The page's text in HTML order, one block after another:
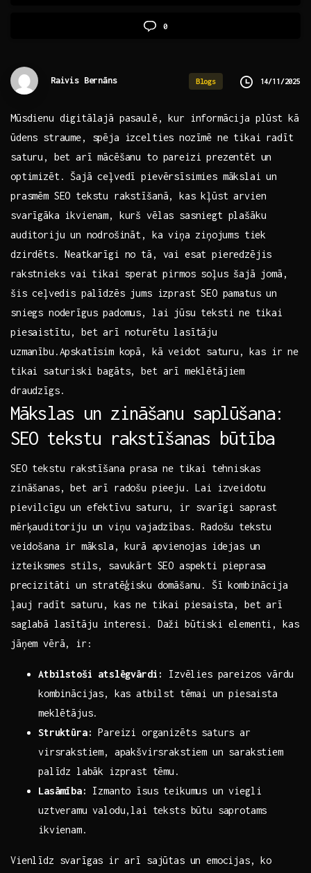
0
Raivis Bernāns Blogs 14/11/2025
Mūsdienu digitālajā pasaulē, kur informācija plūst kā
ūdens straume, spēja izcelties nozīmē ne tikai radīt
saturu, bet arī mācēšanu to pareizi prezentēt un
optimizēt. Šajā​ ceļvedī pievērsīsimies mākslai⁤ un⁢
prasmēm SEO ‌tekstu rakstīšanā, kas kļūst arvien
svarīgāka ikvienam, kurš vēlas sasniegt ‍plašāku
auditoriju⁤ un nodrošināt,‍ ka ‌viņa ⁢ziņojums tiek
dzirdēts. Neatkarīgi no tā, vai esat pieredzējis
rakstnieks vai⁢ tikai sperat pirmos soļus šajā jomā,⁤
šis⁣ ceļvedis palīdzēs jums izprast SEO pamatus un⁣
sniegs noderīgus padomus, lai jūsu teksti ne⁢ tikai
piesaistītu, bet arī noturētu‌ lasītāju
‌uzmanību.Apskatīsim⁣ kopā, kā ⁤veidot saturu,⁤ kas ir ne
tikai saturiski bagāts, bet arī​ meklētājiem⁤
draudzīgs.
Mākslas un zināšanu saplūšana:
SEO⁤ tekstu rakstīšanas būtība
SEO tekstu ⁣rakstīšana⁢ prasa ne tikai tehniskas
zināšanas, bet arī ‌radošu ⁤pieeju. Lai izveidotu​
pievilcīgu un efektīvu saturu, ir svarīgi⁣ saprast
mērķauditoriju un viņu ⁤vajadzības. Radošu⁢ tekstu
⁤veidošana ir ‌māksla, kurā ⁣apvienojas ‌idejas ​un
⁣izteiksmes ‍stils, savukārt SEO aspekti pieprasa
⁤precizitāti un stratēģisku ‌domāšanu.⁤ Šī kombinācija
ļauj ‍radīt saturu, kas⁣ ne ​tikai piesaista, bet⁢ arī
saglabā lasītāju interesi. Daži būtiski elementi, kas
jāņem vērā, ir:
Atbilstoši atslēgvārdi:
⁣Izvēlies ‍pareizos vārdu‍
kombinācijas, kas⁤ atbilst tēmai‌ un piesaista
meklētājus.
Struktūra: Pareizi organizēts saturs ⁤ar⁣
virsrakstiem,​ apakšvirsrakstiem​ un‍ sarakstiem
palīdz labāk izprast tēmu.
Lasāmība:
Izmanto īsus teikumus un viegli
uztveramu valodu,lai teksts būtu saprotams
ikvienam.
Vienlīdz svarīgas ⁤ir arī sajūtas un emocijas, ko⁣